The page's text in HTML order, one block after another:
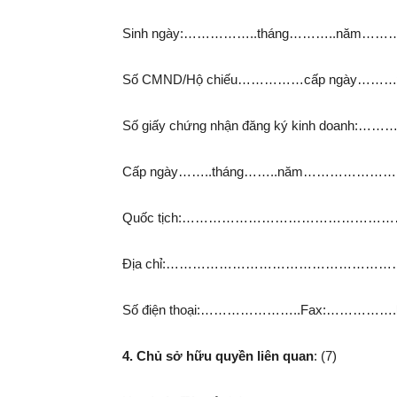
Sinh
Số CMND/Hộ chiếu……………cấp
Số giấy chứng nhận đăng ký kinh
Cấp
Quốc
Địa
Số điện
4. Chủ sở hữu quyền liên quan: (7)